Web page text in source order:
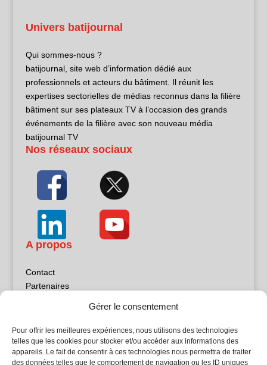
Gérer le consentement
Pour offrir les meilleures expériences, nous utilisons des technologies
telles que les cookies pour stocker et/ou accéder aux informations des
appareils. Le fait de consentir à ces technologies nous permettra de traiter
des données telles que le comportement de navigation ou les ID uniques
Univers batijournal
Qui sommes-nous ?
batijournal, site web d’information dédié aux
professionnels et acteurs du bâtiment. Il réunit les
expertises sectorielles de médias reconnus dans la filière
bâtiment sur ses plateaux TV à l’occasion des grands
événements de la filière avec son nouveau média
batijournal TV
Nos réseaux sociaux
A propos
Contact
Partenaires
Politique de confidentialité
Sites partenaires